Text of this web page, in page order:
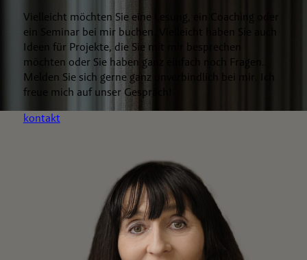
Vielleicht möchten Sie eine Lesung, ein Coaching oder
ein Seminar bei mir buchen. Vielleicht haben Sie auch
Ideen für Projekte, die Sie mit mir besprechen
möchten oder Sie haben ganz einfach noch Fragen.
Melden Sie sich gerne ganz unverbindlich bei mir. Ich
freue mich auf unser Gespräch!
kontakt